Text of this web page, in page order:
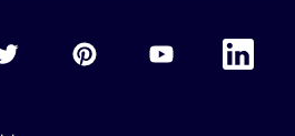
Accor TwitterAccor PinterestAccor Youtube
Accor